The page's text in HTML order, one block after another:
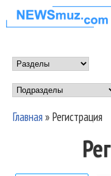
НОВОСТИ
МУЗЫКИ И
ШОУ
Main
Главная» Регистрация